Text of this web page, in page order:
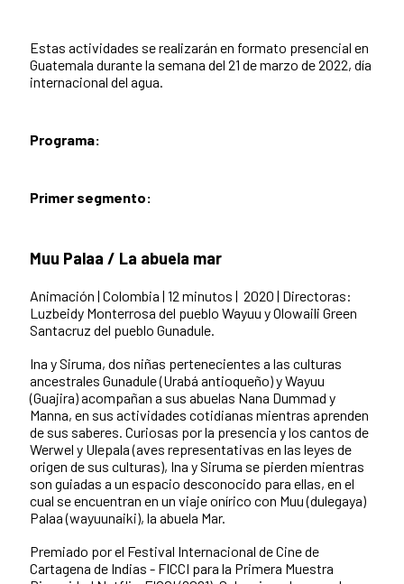
Estas actividades se realizarán en formato presencial en
Guatemala durante la semana del 21 de marzo de 2022, día
internacional del agua.
Programa:
Primer segmento:
Muu Palaa / La abuela mar
Animación | Colombia | 12 minutos | 2020 | Directoras:
Luzbeidy Monterrosa del pueblo Wayuu y Olowaili Green
Santacruz del pueblo Gunadule.
Ina y Siruma, dos niñas pertenecientes a las culturas
ancestrales Gunadule (Urabá antioqueño) y Wayuu
(Guajira) acompañan a sus abuelas Nana Dummad y
Manna, en sus actividades cotidianas mientras aprenden
de sus saberes. Curiosas por la presencia y los cantos de
Werwel y Ulepala (aves representativas en las leyes de
origen de sus culturas), Ina y Siruma se pierden mientras
son guiadas a un espacio desconocido para ellas, en el
cual se encuentran en un viaje onírico con Muu (dulegaya)
Palaa (wayuunaiki), la abuela Mar.
Premiado por el Festival Internacional de Cine de
Cartagena de Indias - FICCI para la Primera Muestra